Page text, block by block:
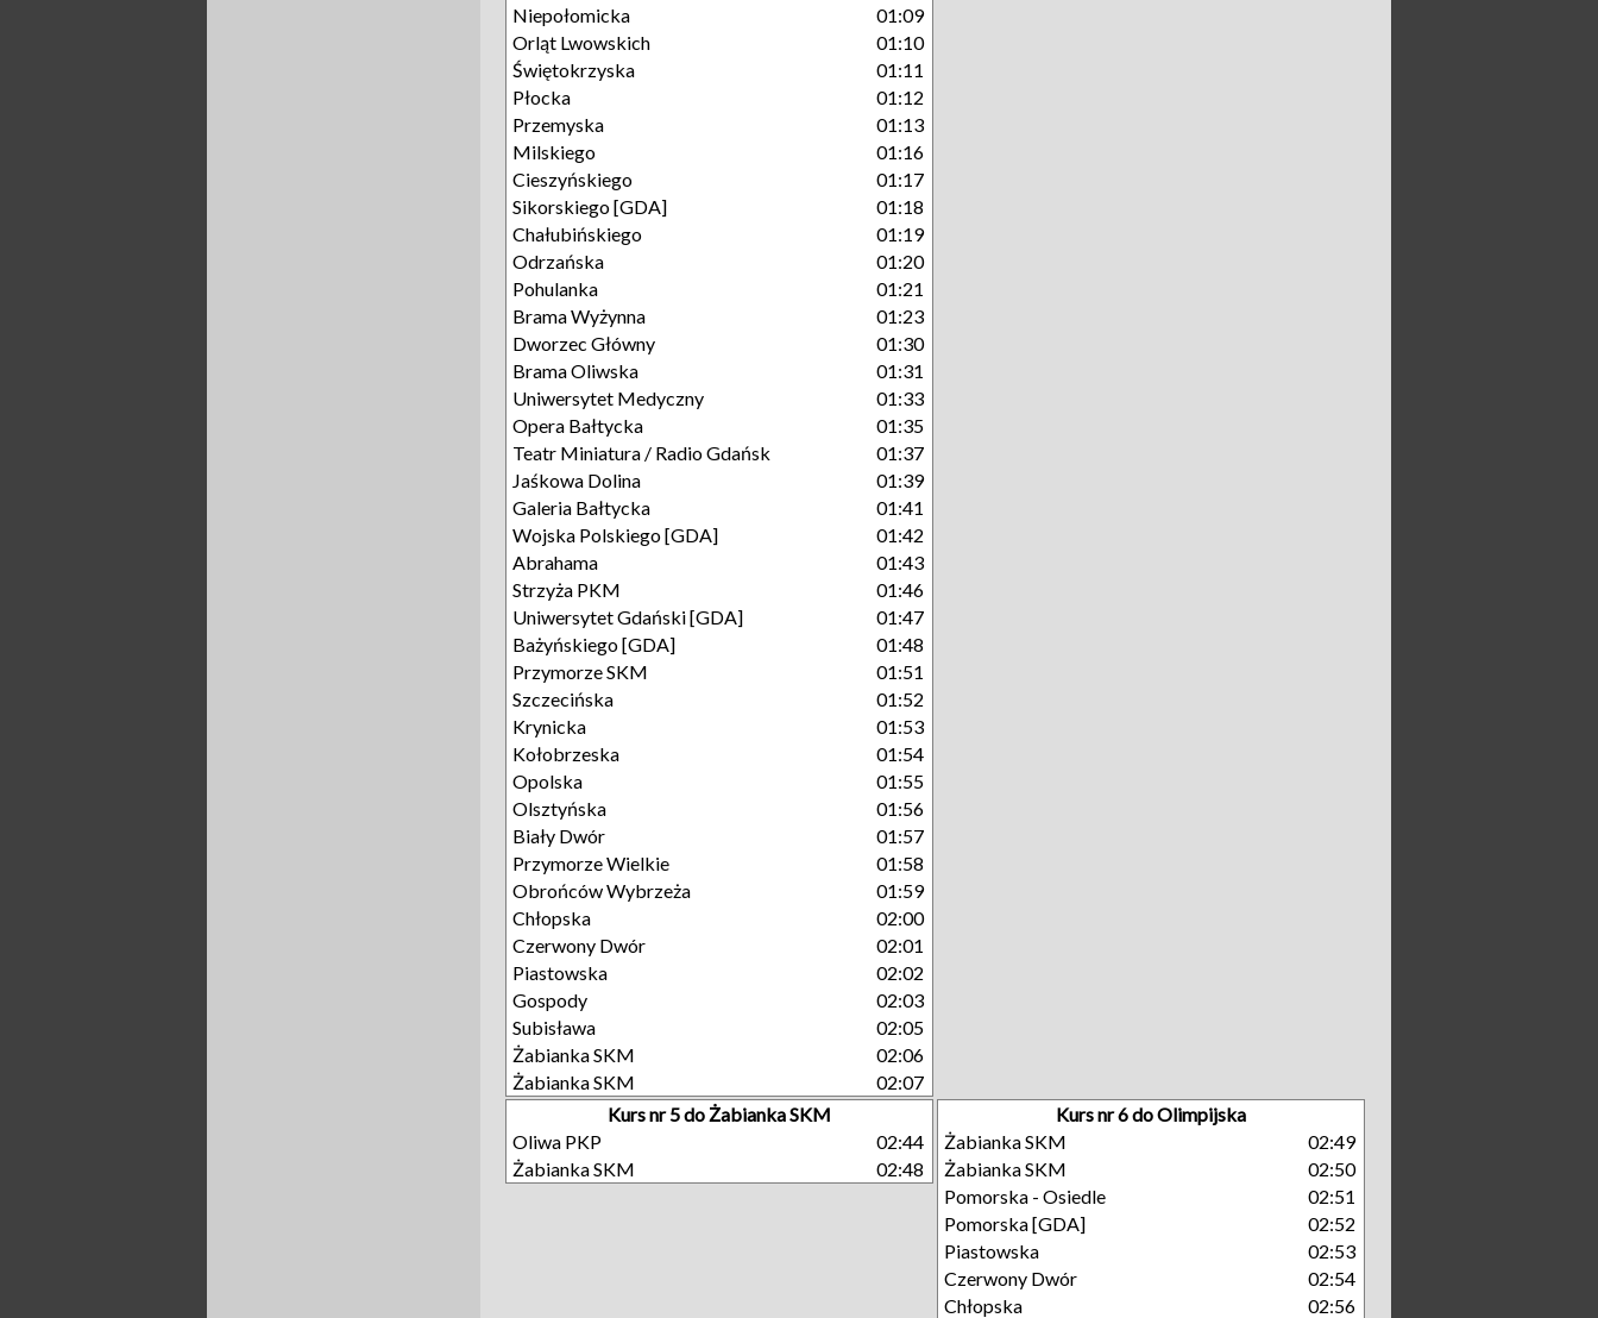
Niepołomicka
01:09
Orląt Lwowskich
01:10
Świętokrzyska
01:11
Płocka
01:12
Przemyska
01:13
Milskiego
01:16
Cieszyńskiego
01:17
Sikorskiego [GDA]
01:18
Chałubińskiego
01:19
Odrzańska
01:20
Pohulanka
01:21
Brama Wyżynna
01:23
Dworzec Główny
01:30
Brama Oliwska
01:31
Uniwersytet Medyczny
01:33
Opera Bałtycka
01:35
Teatr Miniatura / Radio Gdańsk
01:37
Jaśkowa Dolina
01:39
Galeria Bałtycka
01:41
Wojska Polskiego [GDA]
01:42
Abrahama
01:43
Strzyża PKM
01:46
Uniwersytet Gdański [GDA]
01:47
Bażyńskiego [GDA]
01:48
Przymorze SKM
01:51
Szczecińska
01:52
Krynicka
01:53
Kołobrzeska
01:54
Opolska
01:55
Olsztyńska
01:56
Biały Dwór
01:57
Przymorze Wielkie
01:58
Obrońców Wybrzeża
01:59
Chłopska
02:00
Czerwony Dwór
02:01
Piastowska
02:02
Gospody
02:03
Subisława
02:05
Żabianka SKM
02:06
Żabianka SKM
02:07
Kurs nr 5 do Żabianka SKM
Oliwa PKP
02:44
Żabianka SKM
02:48
Kurs nr 6 do Olimpijska
Żabianka SKM
02:49
Żabianka SKM
02:50
Pomorska - Osiedle
02:51
Pomorska [GDA]
02:52
Piastowska
02:53
Czerwony Dwór
02:54
Chłopska
02:56